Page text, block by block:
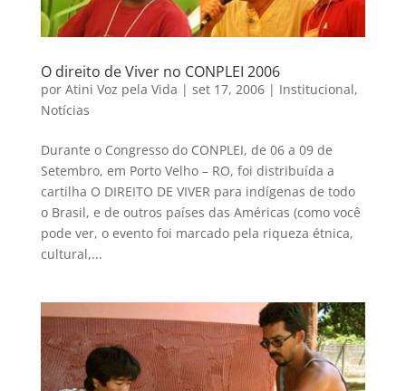
O direito de Viver no CONPLEI 2006
por Atini Voz pela Vida | set 17, 2006| Institucional,
Notícias
Durante o Congresso do CONPLEI, de 06 a 09 de
Setembro, em Porto Velho – RO, foi distribuída a
cartilha O DIREITO DE VIVER para indígenas de todo
o Brasil, e de outros países das Américas (como você
pode ver, o evento foi marcado pela riqueza étnica,
cultural,...